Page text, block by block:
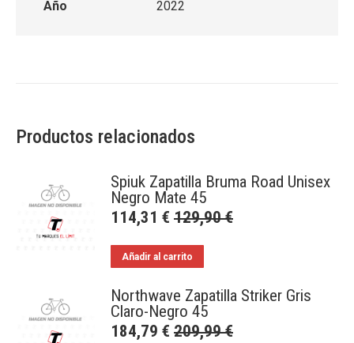
Año
2022
Productos relacionados
Spiuk Zapatilla Bruma Road Unisex
Negro Mate 45
114,31 € 129,90€
Añadir al carrito
Northwave Zapatilla Striker Gris
Claro-Negro 45
184,79 € 209,99€